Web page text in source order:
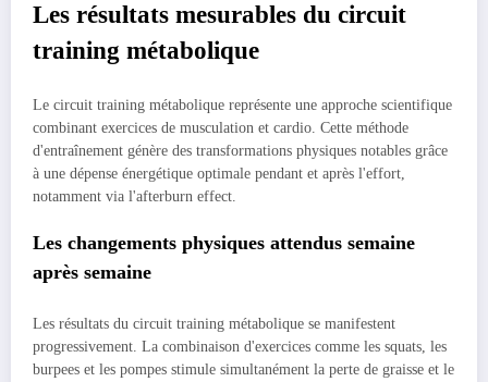
Les résultats mesurables du circuit
training métabolique
Le circuit training métabolique représente une approche scientifique
combinant exercices de musculation et cardio. Cette méthode
d'entraînement génère des transformations physiques notables grâce
à une dépense énergétique optimale pendant et après l'effort,
notamment via l'afterburn effect.
Les changements physiques attendus semaine
après semaine
Les résultats du circuit training métabolique se manifestent
progressivement. La combinaison d'exercices comme les squats, les
burpees et les pompes stimule simultanément la perte de graisse et le